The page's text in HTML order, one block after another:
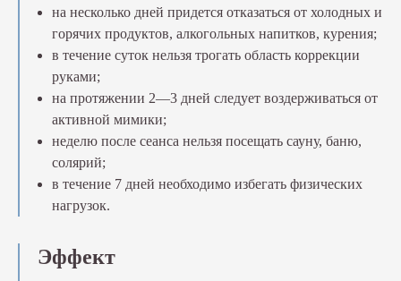
на несколько дней придется отказаться от холодных и
горячих продуктов, алкогольных напитков, курения;
в течение суток нельзя трогать область коррекции
руками;
на протяжении 2—3 дней следует воздерживаться от
активной мимики;
неделю после сеанса нельзя посещать сауну, баню,
солярий;
в течение 7 дней необходимо избегать физических
нагрузок.
Эффект